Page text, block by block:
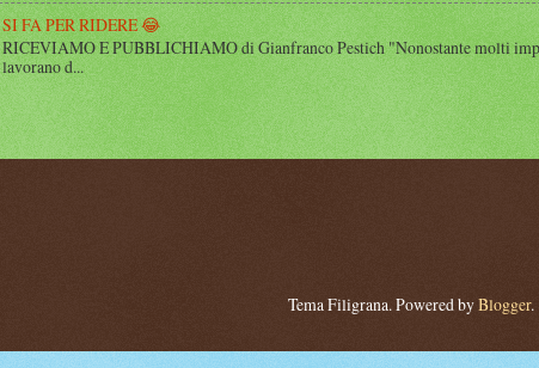
SI FA PER RIDERE 😂
RICEVIAMO E PUBBLICHIAMO di Gianfranco Pestich "Nonostante molti
lavorano d...
Tema Filigrana. Powered byBlogger.